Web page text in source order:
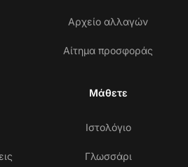
Αρχείο αλλαγών
Αίτημα προσφοράς
Μάθετε
Ιστολόγιο
Γλωσσάρι